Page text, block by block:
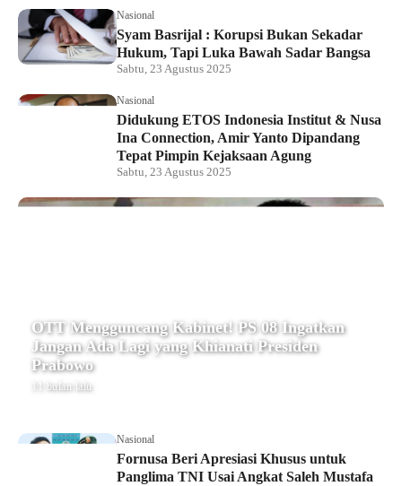
Nasional
Syam Basrijal : Korupsi Bukan Sekadar
Hukum, Tapi Luka Bawah Sadar Bangsa
Sabtu, 23 Agustus 2025
Nasional
Didukung ETOS Indonesia Institut & Nusa
Ina Connection, Amir Yanto Dipandang
Tepat Pimpin Kejaksaan Agung
Sabtu, 23 Agustus 2025
OTT Mengguncang Kabinet! PS 08 Ingatkan
Jangan Ada Lagi yang Khianati Presiden
Prabowo
11 bulan lalu
Nasional
Fornusa Beri Apresiasi Khusus untuk
Panglima TNI Usai Angkat Saleh Mustafa